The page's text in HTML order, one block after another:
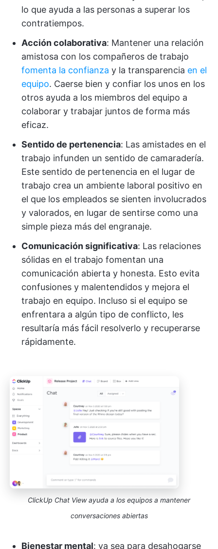
lo que ayuda a las personas a superar los
contratiempos.
Acción colaborativa: Mantener una relación
amistosa con los compañeros de trabajo
fomenta la confianza y la transparencia en el
equipo. Caerse bien y confiar los unos en los
otros ayuda a los miembros del equipo a
colaborar y trabajar juntos de forma más
eficaz.
Sentido de pertenencia: Las amistades en el
trabajo infunden un sentido de camaradería.
Este sentido de pertenencia en el lugar de
trabajo crea un ambiente laboral positivo en
el que los empleados se sienten involucrados
y valorados, en lugar de sentirse como una
simple pieza más del engranaje.
Comunicación significativa: Las relaciones
sólidas en el trabajo fomentan una
comunicación abierta y honesta. Esto evita
confusiones y malentendidos y mejora el
trabajo en equipo. Incluso si el equipo se
enfrentara a algún tipo de conflicto, les
resultaría más fácil resolverlo y recuperarse
rápidamente.
ClickUp Chat View ayuda a los equipos a mantener
conversaciones abiertas
Bienestar mental: ya sea para desahogarse